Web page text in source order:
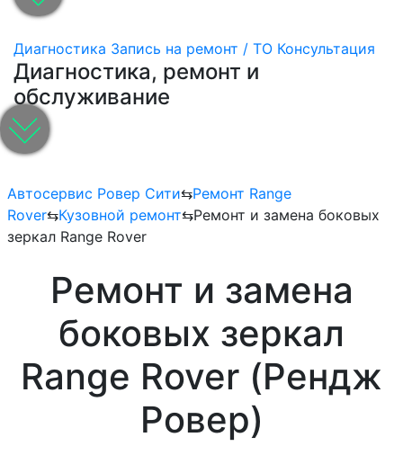
Диагностика Запись на ремонт / ТО Консультация
Диагностика, ремонт и
обслуживание
Автосервис Ровер Сити⇆Ремонт Range
Rover⇆Кузовной ремонт⇆Ремонт и замена боковых
зеркал Range Rover
Ремонт и замена
боковых зеркал
Range Rover (Рендж
Ровер)